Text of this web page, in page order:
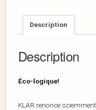
Description
Description
Éco-logique!
KLAR renonce